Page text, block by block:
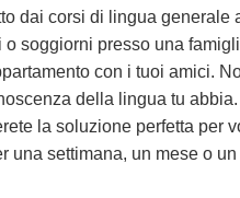
dai corsi di lingua generale
soggiorni presso una
con i tuoi amici.
della lingua tu
la soluzione perfetta per
una settimana, un mese o un